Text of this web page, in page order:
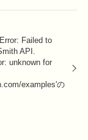
Failed to
API.
unknown for
examples'の